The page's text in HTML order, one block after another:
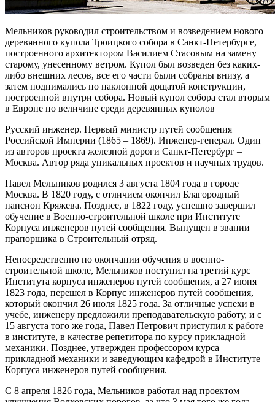
Мельников руководил строительством и возведением нового
деревянного купола Троицкого собора в Санкт-Петербурге,
построенного архитектором Василием Стасовым на замену
старому, унесенному ветром. Купол был возведен без каких-
либо внешних лесов, все его части были собраны внизу, а
затем поднимались по наклонной дощатой конструкции,
построенной внутри собора. Новый купол собора стал вторым
в Европе по величине среди деревянных куполов
Русский инженер. Первый министр путей сообщения
Российской Империи (1865 – 1869). Инженер-генерал. Один
из авторов проекта железной дороги Санкт-Петербург –
Москва. Автор ряда уникальных проектов и научных трудов.
Павел Мельников родился 3 августа 1804 года в городе
Москва. В 1820 году, с отличием окончил Благородный
пансион Кряжева. Позднее, в 1822 году, успешно завершил
обучение в Военно-строительной школе при Институте
Корпуса инженеров путей сообщения. Выпущен в звании
прапорщика в Строительный отряд.
Непосредственно по окончании обучения в военно-
строительной школе, Мельников поступил на третий курс
Института корпуса инженеров путей сообщения, а 27 июня
1823 года, перешел в Корпус инженеров путей сообщения,
который окончил 26 июля 1825 года. За отличные успехи в
учебе, инженеру предложили преподавательскую работу, и с
15 августа того же года, Павел Петрович приступил к работе
в институте, в качестве репетитора по курсу прикладной
механики. Позднее, утвержден профессором курса
прикладной механики и заведующим кафедрой в Институте
Корпуса инженеров путей сообщения.
С 8 апреля 1826 года, Мельников работал над проектом